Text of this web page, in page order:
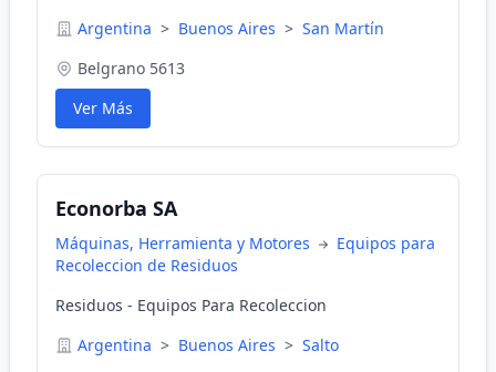
Argentina > Buenos Aires > San Martín
Belgrano 5613
Ver Más
Econorba SA
Máquinas, Herramienta y Motores
Equipos para
Recoleccion de Residuos
Residuos - Equipos Para Recoleccion
Argentina > Buenos Aires > Salto